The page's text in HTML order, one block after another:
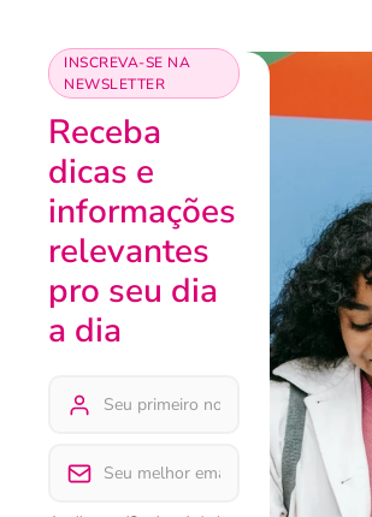
INSCREVA-SE NA
NEWSLETTER
Receba
dicas e
informações
relevantes
pro seu dia
a dia